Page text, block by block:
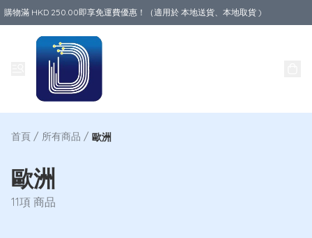
購物滿 HKD 250.00即享免運費優惠！（適用於 本地送貨、本地取貨 )
首頁 / 所有商品 / 歐洲
歐洲
11項 商品